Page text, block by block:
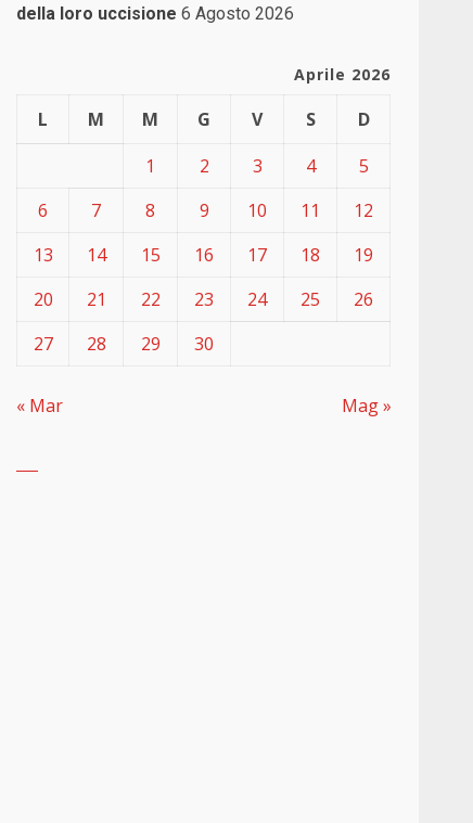
della loro uccisione 6 Agosto 2026
Aprile 2026
L M M G V S
D
1
2 3 4
5
6
7 8 9 10 11
12
13
14 15 16 17 18
19
20
21 22 23 24 25
26
27
28 29 30
« Mar Mag »